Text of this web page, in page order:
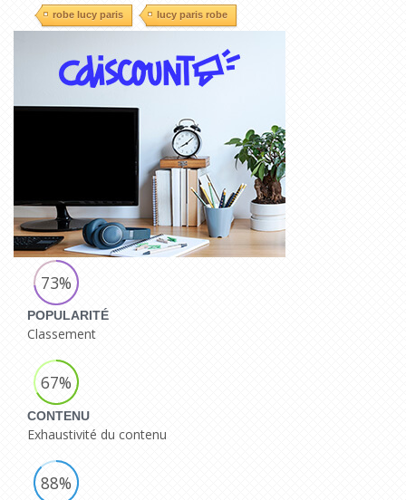
robe lucy paris lucy paris robe
73%
POPULARITÉ
Classement
67%
CONTENU
Exhaustivité du contenu
88%